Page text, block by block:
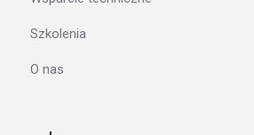
Szkolenia
O nas